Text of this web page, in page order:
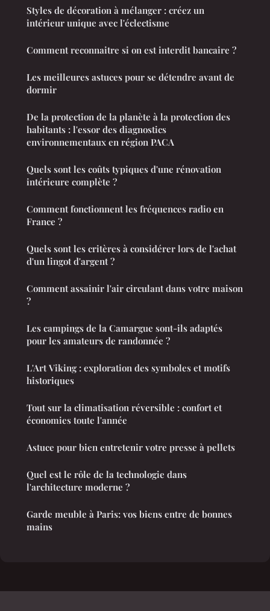
Styles de décoration à mélanger : créez un
intérieur unique avec l'éclectisme
Comment reconnaitre si on est interdit bancaire ?
Les meilleures astuces pour se détendre avant de
dormir
De la protection de la planète à la protection des
habitants : l'essor des diagnostics
environnementaux en région PACA
Quels sont les coûts typiques d'une rénovation
intérieure complète ?
Comment fonctionnent les fréquences radio en
France ?
Quels sont les critères à considérer lors de l'achat
d'un lingot d'argent ?
Comment assainir l'air circulant dans votre maison
?
Les campings de la Camargue sont-ils adaptés
pour les amateurs de randonnée ?
L'Art Viking : exploration des symboles et motifs
historiques
Tout sur la climatisation réversible : confort et
économies toute l'année
Astuce pour bien entretenir votre presse à pellets
Quel est le rôle de la technologie dans
l'architecture moderne ?
Garde meuble à Paris: vos biens entre de bonnes
mains